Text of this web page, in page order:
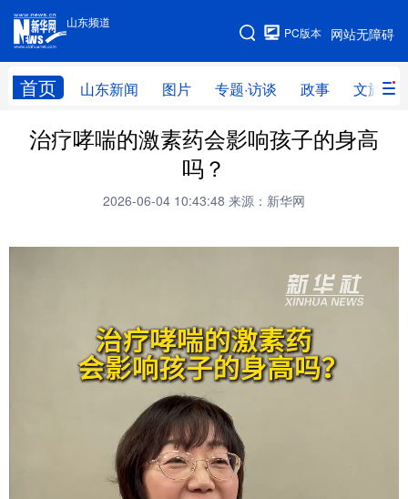
山东频道
网站无障碍
PC版本
首页 山东新闻 图片 专题·访谈 政事 文旅
手机版
网站地图
学习进行时 高层 时政 人事
全球连线
科技 科普 体育 文化
视频
中央文件 金融
人居 信息化 乡村振兴
城市
彩票 娱乐
公益 书画
治疗哮喘的激素药会影响孩子的身高
吗？
2026-06-04 10:43:48 来源：新华网